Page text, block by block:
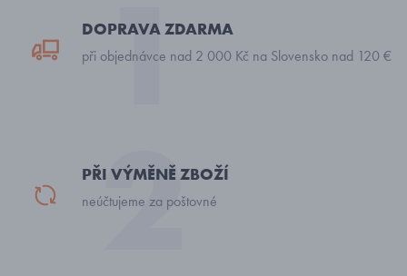
DOPRAVA ZDARMA
při objednávce nad 2 000 Kč na Slovensko nad 120 €
PŘI VÝMĚNĚ ZBOŽÍ
neúčtujeme za poštovné